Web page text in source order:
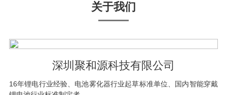
关于我们
深圳聚和源科技有限公司
16年锂电行业经验、电池雾化器行业起草标准单位、国内智能穿戴